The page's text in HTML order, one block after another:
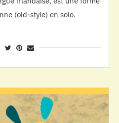
(old-style) en solo.